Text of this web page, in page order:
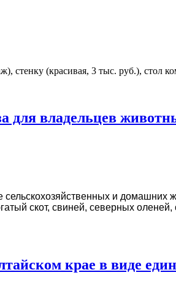
(красивая, 3 тыс. руб.), стол
для владельцев
и домашних
скот, свиней, северных
крае в виде